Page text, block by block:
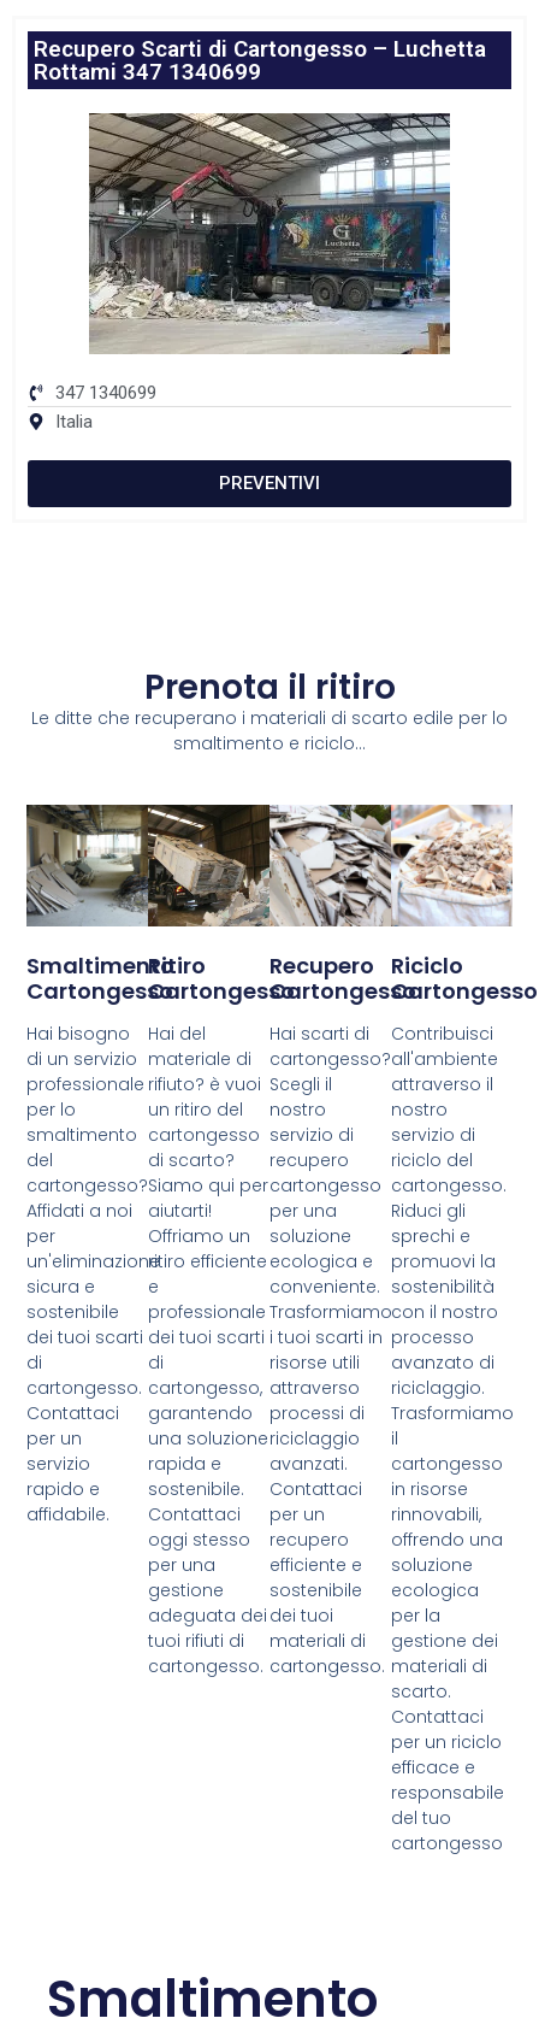
Recupero Scarti di Cartongesso – Luchetta
Rottami 347 1340699
347 1340699
Italia
PREVENTIVI
Prenota il ritiro
Le ditte che recuperano i materiali di scarto edile per lo
smaltimento e riciclo...
Smaltimento
Cartongesso
Hai bisogno
di un servizio
professionale
per lo
smaltimento
del
cartongesso?
Affidati a noi
per
un'eliminazione
sicura e
sostenibile
dei tuoi scarti
di
cartongesso.
Contattaci
per un
servizio
rapido e
affidabile.
Ritiro
Cartongesso
Hai del
materiale di
rifiuto? è vuoi
un ritiro del
cartongesso
di scarto?
Siamo qui per
aiutarti!
Offriamo un
ritiro efficiente
e
professionale
dei tuoi scarti
di
cartongesso,
garantendo
una soluzione
rapida e
sostenibile.
Contattaci
oggi stesso
per una
gestione
adeguata dei
tuoi rifiuti di
cartongesso.
Recupero
Cartongesso
Hai scarti di
cartongesso?
Scegli il
nostro
servizio di
recupero
cartongesso
per una
soluzione
ecologica e
conveniente.
Trasformiamo
i tuoi scarti in
risorse utili
attraverso
processi di
riciclaggio
avanzati.
Contattaci
per un
recupero
efficiente e
sostenibile
dei tuoi
materiali di
cartongesso.
Riciclo
Cartongesso
Contribuisci
all'ambiente
attraverso il
nostro
servizio di
riciclo del
cartongesso.
Riduci gli
sprechi e
promuovi la
sostenibilità
con il nostro
processo
avanzato di
riciclaggio.
Trasformiamo
il
cartongesso
in risorse
rinnovabili,
offrendo una
soluzione
ecologica
per la
gestione dei
materiali di
scarto.
Contattaci
per un riciclo
efficace e
responsabile
del tuo
cartongesso
Smaltimento